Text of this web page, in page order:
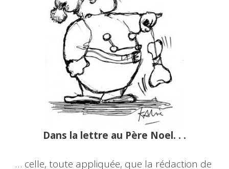
Dans la lettre au Père Noel. . .
… celle, toute appliquée, que la rédaction de